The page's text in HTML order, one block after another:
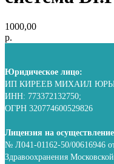
1000,00
р.
Юридическое лицо:
ИП КИРЕЕВ МИХАИЛ
ИНН: 773372132750;
ОГРН 320774600529826
Лицензия на
№ Л041-01162-50/00616946
Здравоохранения